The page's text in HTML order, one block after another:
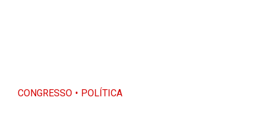
CONGRESSO POLÍTICA